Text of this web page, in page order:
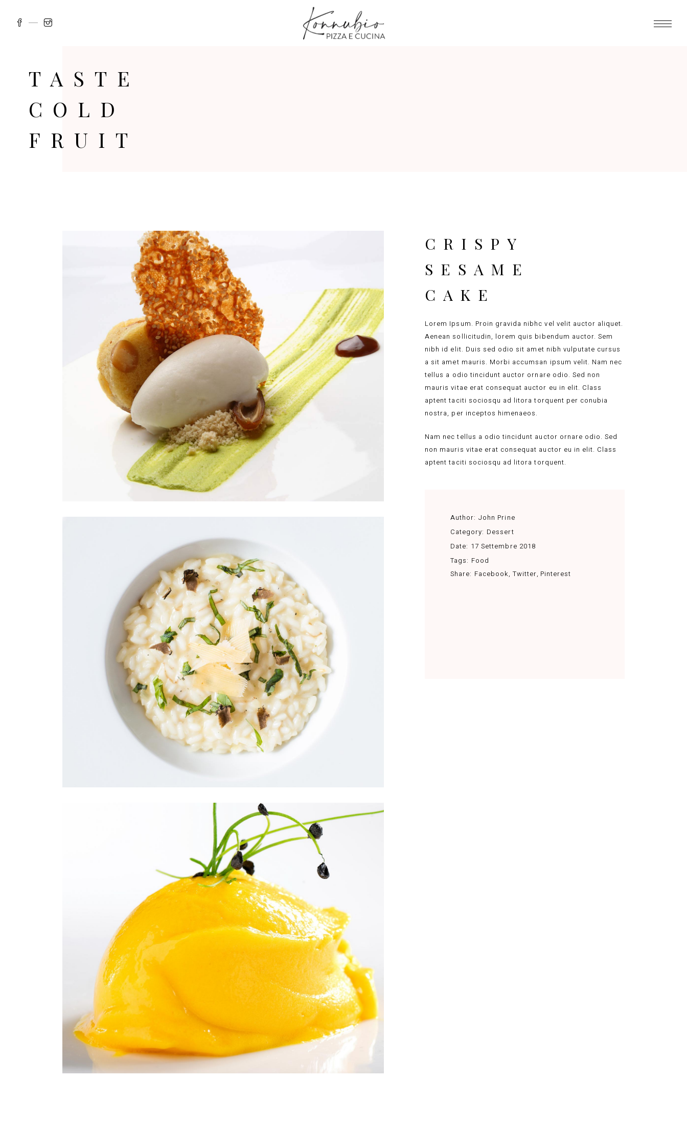
TASTE
COLD
FRUIT
CRISPY
SESAME
CAKE
Lorem Ipsum. Proin gravida nibhc vel velit auctor aliquet.
Aenean sollicitudin, lorem quis bibendum auctor. Sem
nibh id elit. Duis sed odio sit amet nibh vulputate cursus
a sit amet mauris. Morbi accumsan ipsum velit. Nam nec
tellus a odio tincidunt auctor ornare odio. Sed non
mauris vitae erat consequat auctor eu in elit. Class
aptent taciti sociosqu ad litora torquent per conubia
nostra, per inceptos himenaeos.
Nam nec tellus a odio tincidunt auctor ornare odio. Sed
non mauris vitae erat consequat auctor eu in elit. Class
aptent taciti sociosqu ad litora torquent.
Author: John Prine
Category: Dessert
Date: 17 Settembre 2018
Tags: Food
Share: Facebook Twitter Pinterest